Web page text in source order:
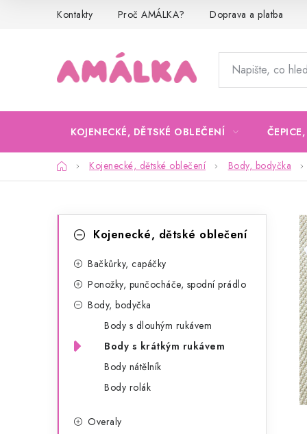
Kontakty Proč AMÁLKA? Doprava a platba
KOJENECKÉ, DĚTSKÉ OBLEČENÍ
DomůKojenecké, dětské oblečení Body, bodyčka
kategorieKojenecké, dětské oblečení
Bačkůrky, capáčky
Ponožky, punčocháče, spodní prádlo
Body, bodyčka
Body s dlouhým rukávem
Body s krátkým rukávem
Body nátělník
Body rolák
Overaly